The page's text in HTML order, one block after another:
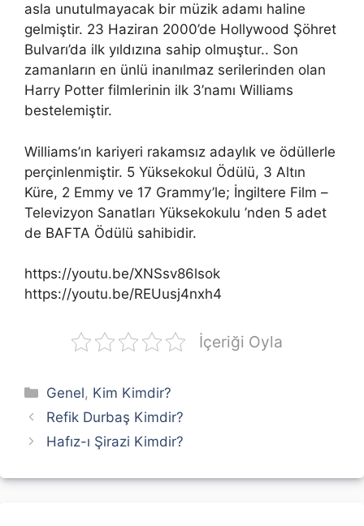
asla unutulmayacak bir müzik adamı haline
gelmiştir. 23 Haziran 2000’de Hollywood Şöhret
Bulvarı’da ilk yıldızına sahip olmuştur.. Son
zamanların en ünlü inanılmaz serilerinden olan
Harry Potter filmlerinin ilk 3’namı Williams
bestelemiştir.
Williams’ın kariyeri rakamsız adaylık ve ödüllerle
perçinlenmiştir. 5 Yüksekokul Ödülü, 3 Altın
Küre, 2 Emmy ve 17 Grammy’le; İngiltere Film –
Televizyon Sanatları Yüksekokulu ’nden 5 adet
de BAFTA Ödülü sahibidir.
https://youtu.be/XNSsv86lsok
https://youtu.be/REUusj4nxh4
İçeriği Oyla
Kategoriler
Genel, Kim Kimdir?
Refik Durbaş Kimdir?
Hafız-ı Şirazi Kimdir?